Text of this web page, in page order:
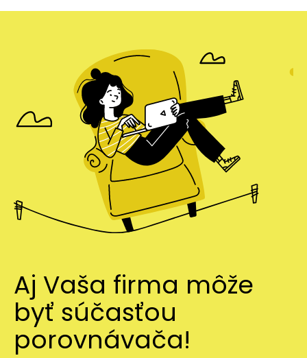
Aj Vaša firma môže
byť súčasťou
porovnávača!